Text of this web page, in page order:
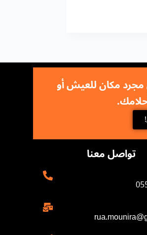
مكان للعيش أو
تواصل معنا